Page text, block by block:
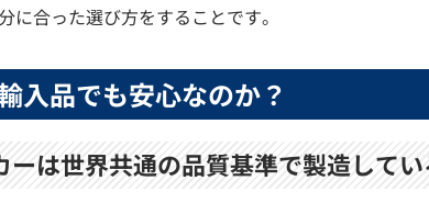
に合った選び方をすることです。
入品でも安心なのか？
ーは世界共通の品質基準で製造してい